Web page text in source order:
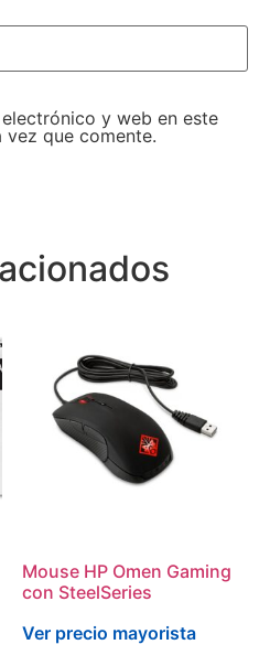
y web en este
que comente.
Mouse HP Omen Gaming
con SteelSeries
Ver precio mayorista